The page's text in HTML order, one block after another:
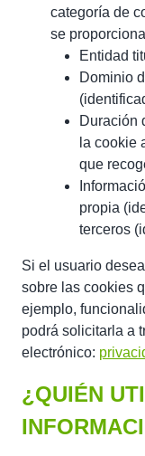
categoría de
se
Entidad
Dominio
Duración
la cookie
que
propia
terceros
Si el usuario
sobre las cookies
ejemplo,
podrá solicitarla a
electrónico:
¿QUIÉN